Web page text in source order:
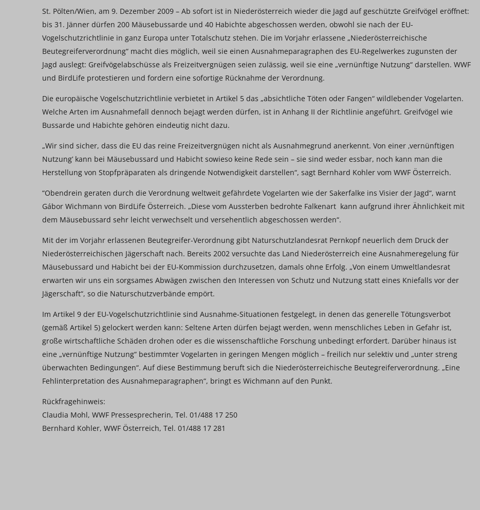
St. Pölten/Wien, am 9. Dezember 2009 – Ab sofort ist in Niederösterreich wieder die Jagd auf geschützte Greifvögel eröffnet:
bis 31. Jänner dürfen 200 Mäusebussarde und 40 Habichte abgeschossen werden, obwohl sie nach der EU-
Vogelschutzrichtlinie in ganz Europa unter Totalschutz stehen. Die im Vorjahr erlassene „Niederösterreichische
Beutegreiferverordnung“ macht dies möglich, weil sie einen Ausnahmeparagraphen des EU-Regelwerkes zugunsten der
Jagd auslegt: Greifvögelabschüsse als Freizeitvergnügen seien zulässig, weil sie eine „vernünftige Nutzung“ darstellen. WWF
und BirdLife protestieren und fordern eine sofortige Rücknahme der Verordnung.
Die europäische Vogelschutzrichtlinie verbietet in Artikel 5 das „absichtliche Töten oder Fangen“ wildlebender Vogelarten.
Welche Arten im Ausnahmefall dennoch bejagt werden dürfen, ist in Anhang II der Richtlinie angeführt. Greifvögel wie
Bussarde und Habichte gehören eindeutig nicht dazu.
„Wir sind sicher, dass die EU das reine Freizeitvergnügen nicht als Ausnahmegrund anerkennt. Von einer ‚vernünftigen
Nutzung’ kann bei Mäusebussard und Habicht sowieso keine Rede sein – sie sind weder essbar, noch kann man die
Herstellung von Stopfpräparaten als dringende Notwendigkeit darstellen“, sagt Bernhard Kohler vom WWF Österreich.
“Obendrein geraten durch die Verordnung weltweit gefährdete Vogelarten wie der Sakerfalke ins Visier der Jagd“, warnt
Gábor Wichmann von BirdLife Österreich. „Diese vom Aussterben bedrohte Falkenart kann aufgrund ihrer Ähnlichkeit mit
dem Mäusebussard sehr leicht verwechselt und versehentlich abgeschossen werden“.
Mit der im Vorjahr erlassenen Beutegreifer-Verordnung gibt Naturschutzlandesrat Pernkopf neuerlich dem Druck der
Niederösterreichischen Jägerschaft nach. Bereits 2002 versuchte das Land Niederösterreich eine Ausnahmeregelung für
Mäusebussard und Habicht bei der EU-Kommission durchzusetzen, damals ohne Erfolg. „Von einem Umweltlandesrat
erwarten wir uns ein sorgsames Abwägen zwischen den Interessen von Schutz und Nutzung statt eines Kniefalls vor der
Jägerschaft“, so die Naturschutzverbände empört.
Im Artikel 9 der EU-Vogelschutzrichtlinie sind Ausnahme-Situationen festgelegt, in denen das generelle Tötungsverbot
(gemäß Artikel 5) gelockert werden kann: Seltene Arten dürfen bejagt werden, wenn menschliches Leben in Gefahr ist,
große wirtschaftliche Schäden drohen oder es die wissenschaftliche Forschung unbedingt erfordert. Darüber hinaus ist
eine „vernünftige Nutzung“ bestimmter Vogelarten in geringen Mengen möglich – freilich nur selektiv und „unter streng
überwachten Bedingungen“. Auf diese Bestimmung beruft sich die Niederösterreichische Beutegreiferverordnung. „Eine
Fehlinterpretation des Ausnahmeparagraphen“, bringt es Wichmann auf den Punkt.
Rückfragehinweis:
Claudia Mohl, WWF Pressesprecherin, Tel. 01/488 17 250
Bernhard Kohler, WWF Österreich, Tel. 01/488 17 281